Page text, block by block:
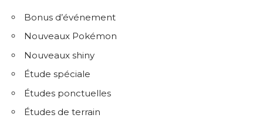
Bonus d’événement
Nouveaux Pokémon
Nouveaux shiny
Étude spéciale
Études ponctuelles
Études de terrain